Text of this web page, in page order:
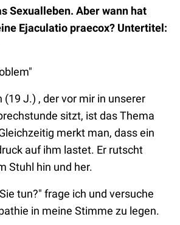
Sexualleben. Aber wann hat
Ejaculatio praecox? Untertitel:
(19 J.) , der vor mir in unserer
sitzt, ist das Thema
merkt man, dass ein
auf ihm lastet. Er rutscht
Stuhl hin und her.
tun?" frage ich und versuche
in meine Stimme zu legen.